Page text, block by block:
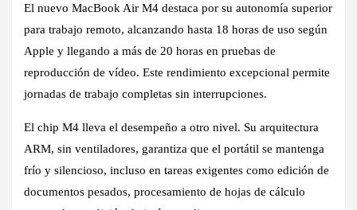
El nuevo MacBook Air M4 destaca por su autonomía superior
para trabajo remoto, alcanzando hasta 18 horas de uso según
Apple y llegando a más de 20 horas en pruebas de
reproducción de vídeo. Este rendimiento excepcional permite
jornadas de trabajo completas sin interrupciones.
El chip M4 lleva el desempeño a otro nivel. Su arquitectura
ARM, sin ventiladores, garantiza que el portátil se mantenga
frío y silencioso, incluso en tareas exigentes como edición de
documentos pesados, procesamiento de hojas de cálculo